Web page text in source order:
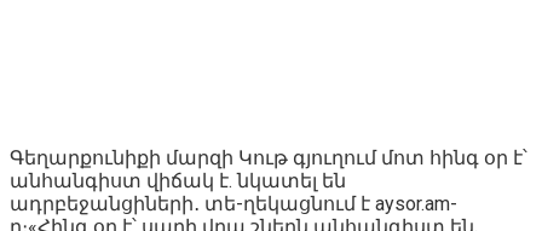
Գեղարքունիքի մարզի Կութ գյուղում մոտ հինգ օր է՝
անհանգիստ վիճակ է. նկատել են
ադրբեջանցիների․ տե-ղեկացնում է aysor.am-